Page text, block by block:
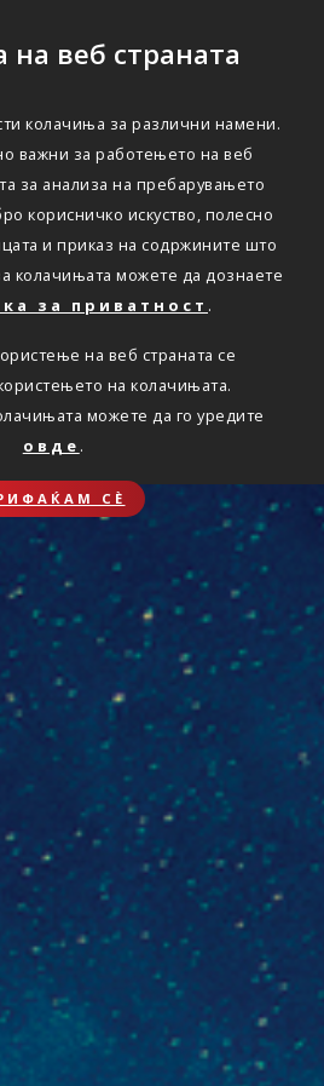
веб страната
колачиња за различни намени.
важни за работењето на веб
за анализа на пребарувањето
корисничко искуство, полесно
и приказ на содржините што
колачињата можете да дознаете
за приватност .
на веб страната се
на колачињата.
можете да го уредите
овде .
СЀ